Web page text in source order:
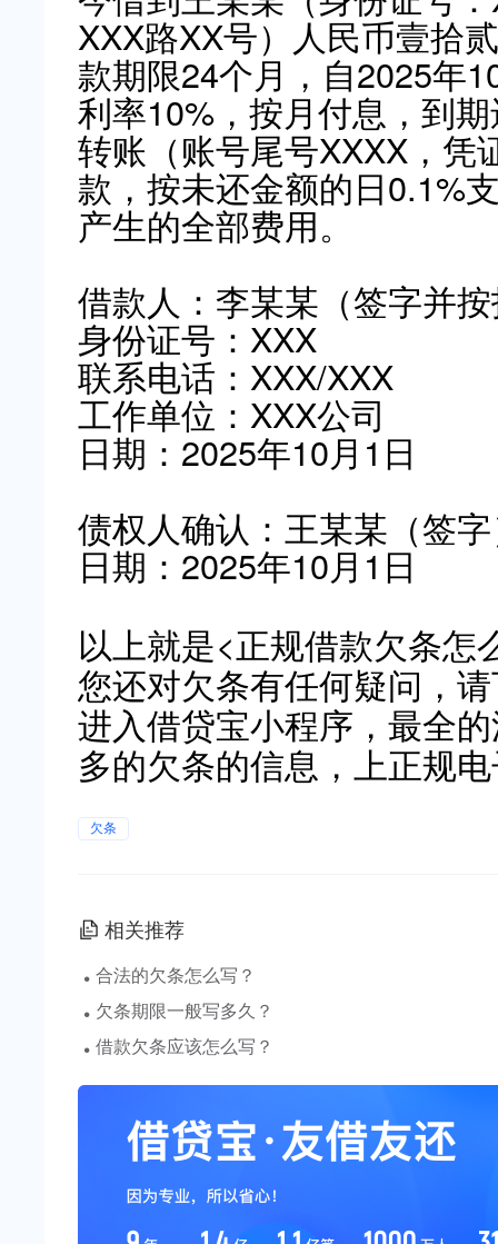
XXX路XX号）人民币壹拾
款期限24个月，自2025年
利率10%，按月付息，到
转账（账号尾号XXXX，凭
款，按未还金额的日0.1%
产生的全部费用。
借款人：李某某（签字并
身份证号：XXX
联系电话：XXX/XXX
工作单位：XXX公司
日期：2025年10月1日
债权人确认：王某某（签
日期：2025年10月1日
以上就是<正规借款欠条怎
您还对欠条有任何疑问，
进入借贷宝小程序，最全
多的欠条的信息，上正规
欠条
相关推荐
· 合法的欠条怎么写？
· 欠条期限一般写多久？
· 借款欠条应该怎么写？